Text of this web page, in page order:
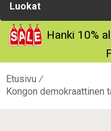
Luokat
Hanki 10%
Etusivu
Kongon